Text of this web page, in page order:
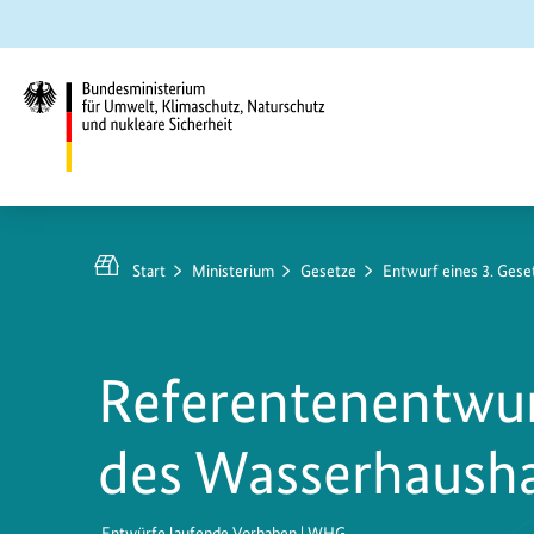
Hauptinhalt
springen
Suche
springen
Hauptnavigation
springen
Umwelt,
Klimaschutz,
Sicherheit
Start Ministerium Gesetze Entwurf eines 3.
des